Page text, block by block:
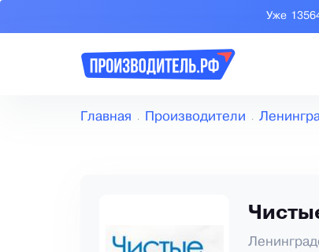
Уже
Главная Производители